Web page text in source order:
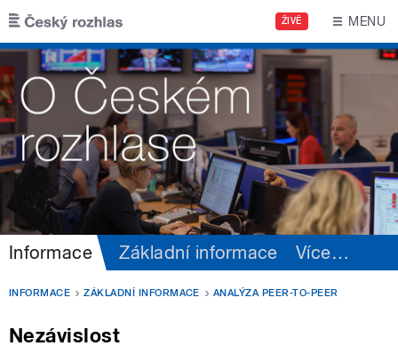
Přejít k hlavnímu obsahu
ŽIVĚ MENU
Informace Základní informace Více…
INFORMACE ZÁKLADNÍ INFORMACE ANALÝZA PEER-TO-PEER
Nezávislost